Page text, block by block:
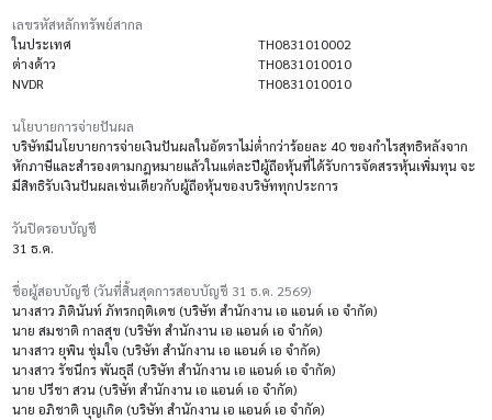
เลขรหัสหลักทรัพย์สากล
ในประเทศ
TH0831010002
ต่างด้าว
TH0831010010
NVDR
TH0831010010
นโยบายการจ่ายปันผล
บริษัทมีนโยบายการจ่ายเงินปันผลในอัตราไม่ต่ำกว่าร้อยละ 40 ของกำไรสุทธิหลังจาก
หักภาษีและสํารองตามกฎหมายแล้วในแต่ละปีผู้ถือหุ้นที่ได้รับการจัดสรรหุ้นเพิ่มทุน จะ
มีสิทธิรับเงินปันผลเช่นเดียวกับผู้ถือหุ้นของบริษัททุกประการ
วันปิดรอบบัญชี
31 ธ.ค.
ชื่อผู้สอบบัญชี (วันที่สิ้นสุดการสอบบัญชี 31 ธ.ค. 2569)
นางสาว ภิตินันท์ ภัทรกฤติเดช (บริษัท สำนักงาน เอ แอนด์ เอ จำกัด)
นาย สมชาติ กาลสุข (บริษัท สำนักงาน เอ แอนด์ เอ จำกัด)
นางสาว ยุพิน ชุ่มใจ (บริษัท สำนักงาน เอ แอนด์ เอ จำกัด)
นางสาว รัชนีกร พันธุลี (บริษัท สำนักงาน เอ แอนด์ เอ จำกัด)
นาย ปรีชา สวน (บริษัท สำนักงาน เอ แอนด์ เอ จำกัด)
นาย อภิชาติ บุญเกิด (บริษัท สำนักงาน เอ แอนด์ เอ จำกัด)